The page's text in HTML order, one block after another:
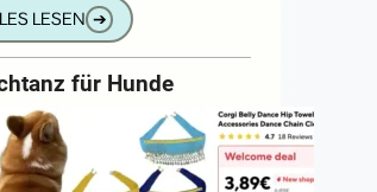
LESEN ➔
für Hunde